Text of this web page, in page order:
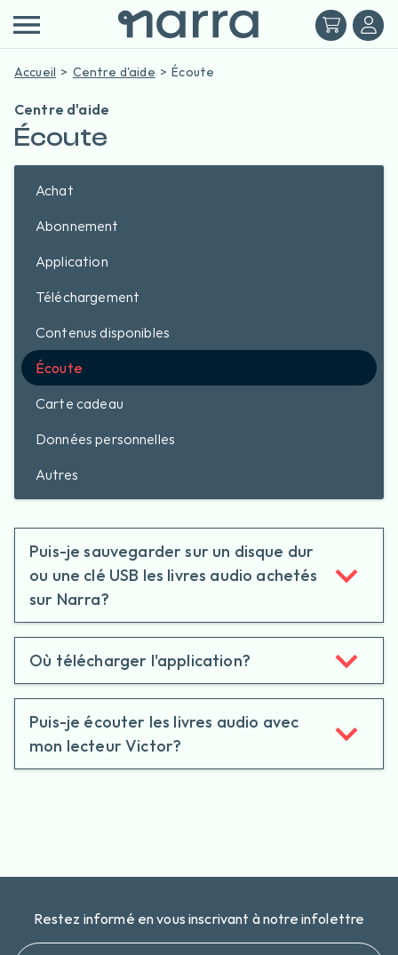
Accueil Centre d'aide Écoute
Centre d'aide
Écoute
Achat
Abonnement
Application
Téléchargement
Contenus disponibles
Écoute
Carte cadeau
Données personnelles
Autres
Puis-je sauvegarder sur un disque dur
ou une clé USB les livres audio achetés
sur Narra?
Où télécharger l'application?
Puis-je écouter les livres audio avec
mon lecteur Victor?
Restez informé en vous inscrivant à notre infolettre